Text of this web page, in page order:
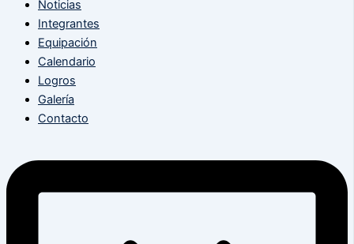
Noticias
Integrantes
Equipación
Calendario
Logros
Galería
Contacto